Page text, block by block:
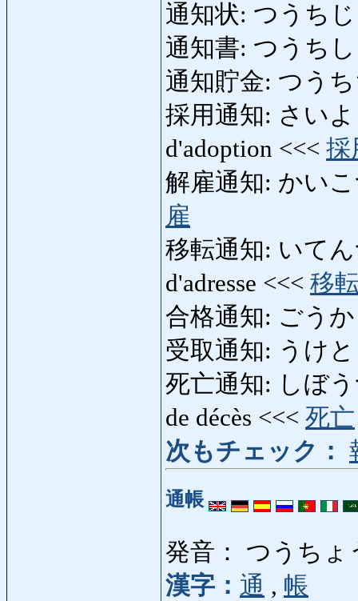
通知状: つうち
通知書: つうち
通知貯金: つう
採用通知: さいよ
d'adoption <<< 採
解雇通知: かいこ
雇
移転通知: いてん
d'adresse <<< 移
合格通知: ごう
受取通知: うけと
死亡通知: しぼう
de décès <<< 死亡
次もチェック：
通帳
発音： つうちょ
漢字： 通 , 帳